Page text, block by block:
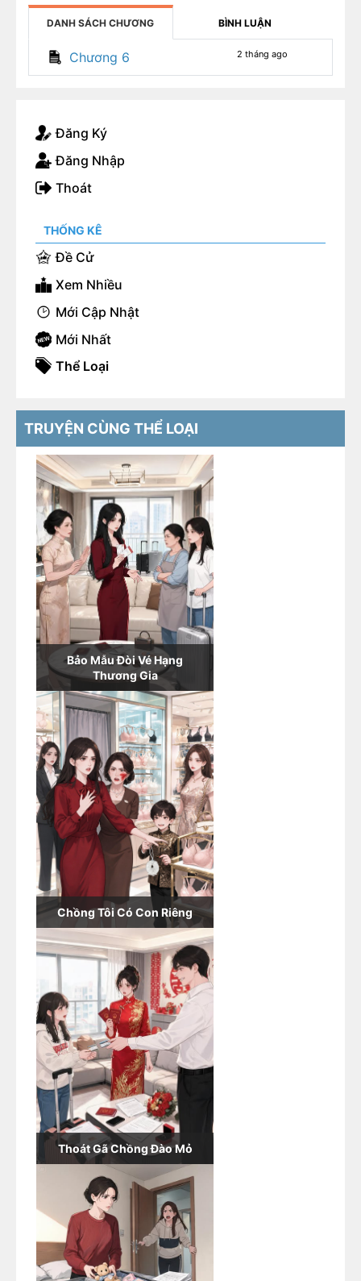
DANH SÁCH CHƯƠNG BÌNH LUẬN
Chương 6 2 tháng ago
Đăng Ký
Đăng Nhập
Thoát
THỐNG KÊ
Đề Cử
Xem Nhiều
Mới Cập Nhật
Mới Nhất
Thể Loại
TRUYỆN CÙNG THỂ LOẠI
Bảo Mẫu Đòi Vé Hạng
Thương Gia
Chồng Tôi Có Con Riêng
Thoát Gã Chồng Đào Mỏ